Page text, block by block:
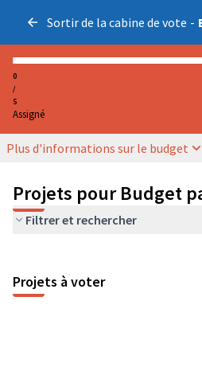
Sortir de la cabine de vote -
0
/
5
Assigné
Plus d'informations sur le budget
Projets pour Budget
Filtrer et rechercher
Projets à voter